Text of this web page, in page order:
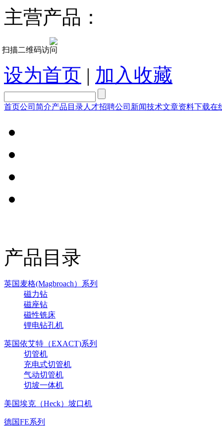
主营产品：
设为首页 | 加入收藏
首页公司简介产品目录人才招聘公司新闻技术文章资料下载在
产品目录
英国麦格(Magbroach）系列
磁力钻
磁座钻
磁性铣床
锂电钻孔机
英国依艾特（EXACT)系列
切管机
充电式切管机
气动切管机
切坡一体机
美国埃克（Heck）坡口机
德国FE系列
扫描二维码访问